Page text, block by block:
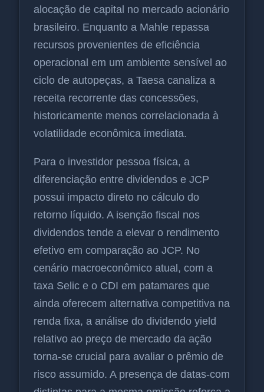
alocação de capital no mercado acionário
brasileiro. Enquanto a Mahle repassa
recursos provenientes de eficiência
operacional em um ambiente sensível ao
ciclo de autopeças, a Taesa canaliza a
receita recorrente das concessões,
historicamente menos correlacionada à
volatilidade econômica imediata.
Para o investidor pessoa física, a
diferenciação entre dividendos e JCP
possui impacto direto no cálculo do
retorno líquido. A isenção fiscal nos
dividendos tende a elevar o rendimento
efetivo em comparação ao JCP. No
cenário macroeconômico atual, com a
taxa Selic e o CDI em patamares que
ainda oferecem alternativa competitiva na
renda fixa, a análise do dividendo yield
relativo ao preço de mercado da ação
torna-se crucial para avaliar o prêmio de
risco assumido. A presença de datas-com